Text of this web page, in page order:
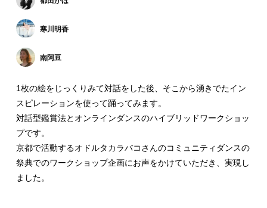
寒川明香
南阿豆
1枚の絵をじっくりみて対話をした後、そこから湧きでたイン
スピレーションを使って踊ってみます。
対話型鑑賞法とオンラインダンスのハイブリッドワークショッ
プです。
京都で活動するオドルタカラバコさんのコミュニティダンスの
祭典でのワークショップ企画にお声をかけていただき、実現し
ました。